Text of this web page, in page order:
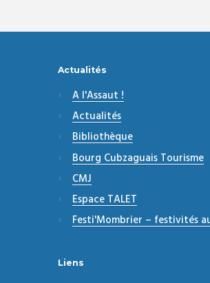
Actualités
A l'Assaut !
Actualités
Bibliothèque
Bourg Cubzaguais Tourisme
CMJ
Espace TALET
Festi'Mombrier – festivités
Liens